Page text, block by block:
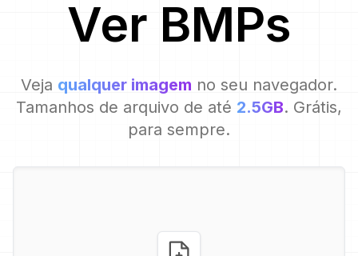
Ver BMPs
Veja qualquer imagem no seu navegador.
Tamanhos de arquivo de até 2.5GB. Grátis,
para sempre.